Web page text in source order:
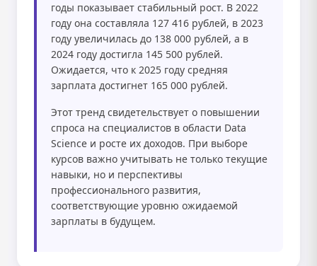
годы показывает стабильный рост. В 2022
году она составляла 127 416 рублей, в 2023
году увеличилась до 138 000 рублей, а в
2024 году достигла 145 500 рублей.
Ожидается, что к 2025 году средняя
зарплата достигнет 165 000 рублей.
Этот тренд свидетельствует о повышении
спроса на специалистов в области Data
Science и росте их доходов. При выборе
курсов важно учитывать не только текущие
навыки, но и перспективы
профессионального развития,
соответствующие уровню ожидаемой
зарплаты в будущем.